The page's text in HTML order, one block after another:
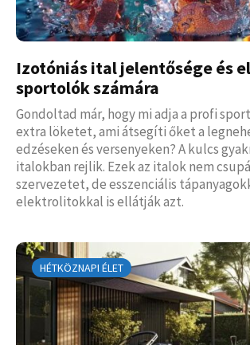
Izotóniás ital jelentősége és
sportolók számára
Gondoltad már, hogy mi adja a profi
extra löketet, ami átsegíti őket a
edzéseken és versenyeken? A kulcs
italokban rejlik. Ezek az italok nem
szervezetet, de esszenciális
elektrolitokkal is ellátják azt.
HÉTKÖZNAPI ÉLET